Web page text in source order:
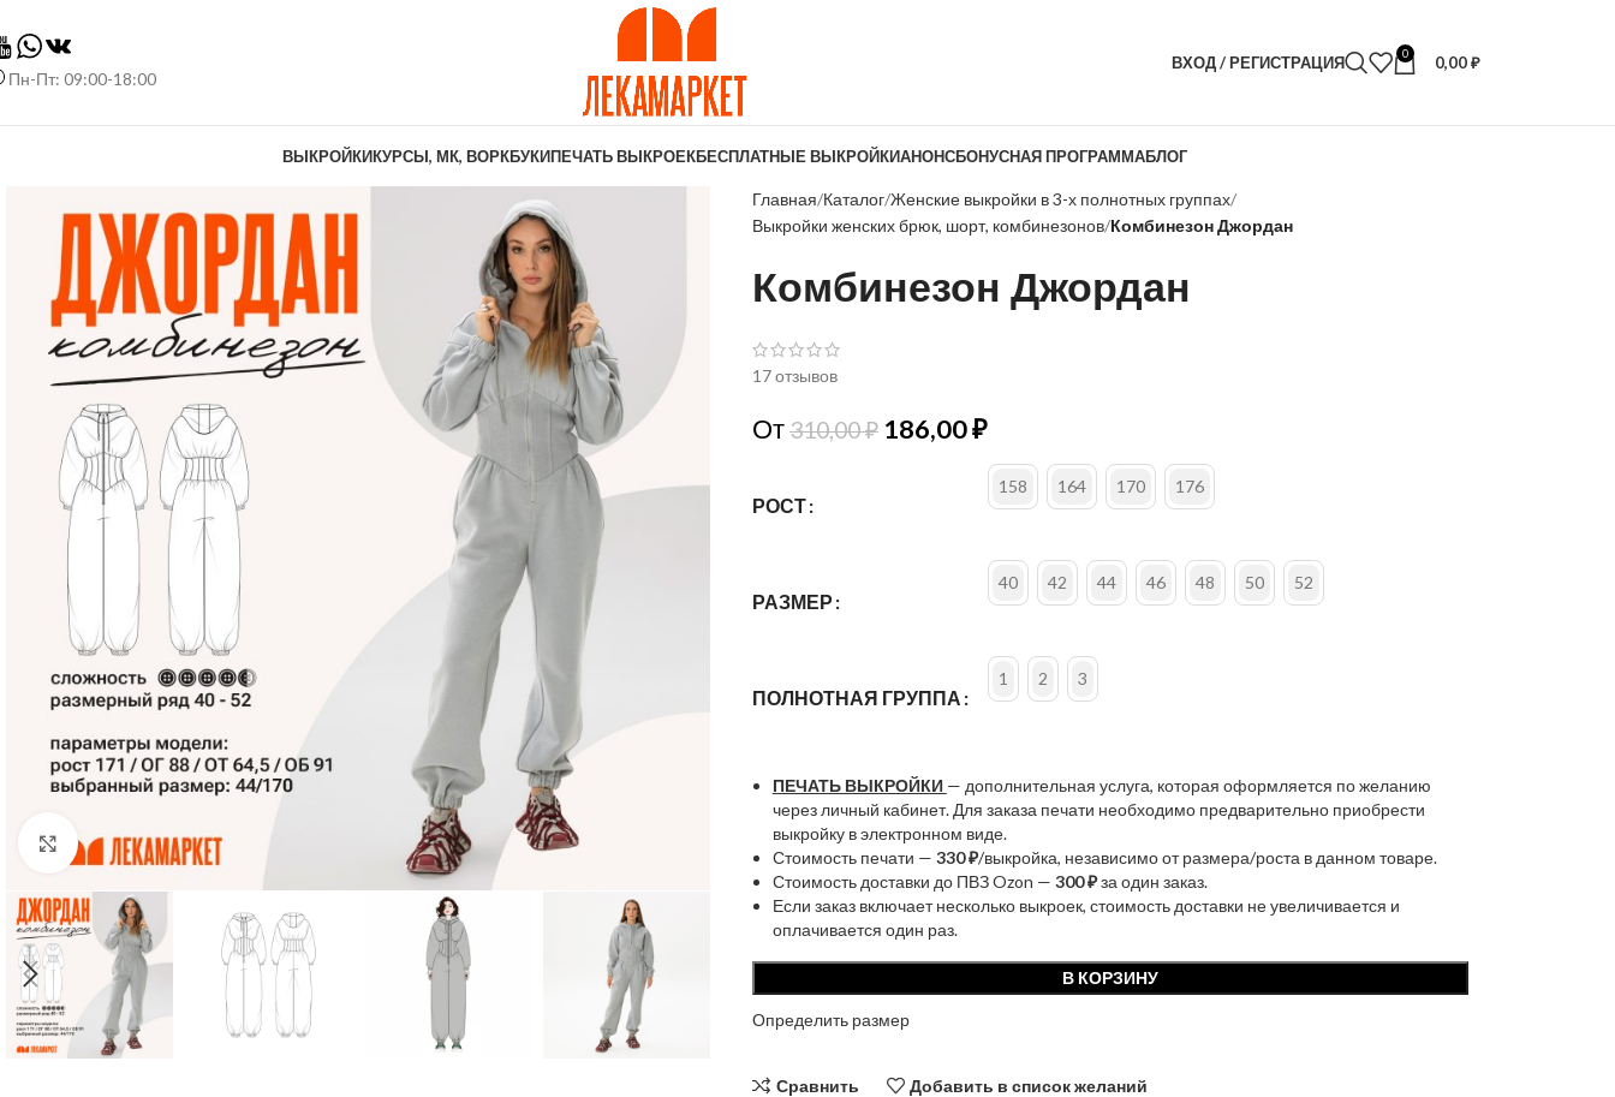
Пн-Пт: 09:00-18:00
ВХОД / РЕГИСТРАЦИЯ 0 0,00₽
ВЫКРОЙКИКУРСЫ, МК, ВОРКБУКИПЕЧАТЬ ВЫКРОЕКБЕСПЛАТНЫЕ ВЫКРОЙКИАНОНСБОНУСНАЯ ПРОГРАММАБЛОГ
Нажмите, чтобы увеличить
Главная Каталог Женские выкройки в 3-х полнотных группах
Выкройки женских брюк, шорт, комбинезонов Комбинезон Джордан
Комбинезон Джордан
17 отзывов
От310,00₽ 186,00₽
РОСТ
158 164 170 176
РАЗМЕР
40 42 44 46 48 50 52
ПОЛНОТНАЯ ГРУППА
1 2 3
ПЕЧАТЬ ВЫКРОЙКИ — дополнительная услуга, которая оформляется по желанию
через личный кабинет. Для заказа печати необходимо предварительно приобрести
выкройку в электронном виде.
Стоимость печати — 330 ₽/выкройка, независимо от размера/роста в данном товаре.
Стоимость доставки до ПВЗ Ozon — 300 ₽за один заказ.
Если заказ включает несколько выкроек, стоимость доставки не увеличивается и
оплачивается один раз.
В КОРЗИНУ
Определить размер
Сравнить Добавить в список желаний